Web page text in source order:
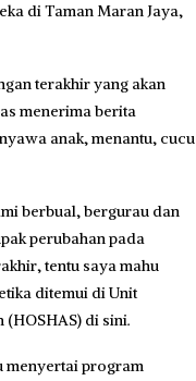
di Taman Maran Jaya,
terakhir yang akan
menerima berita
anak, menantu, cucu
berbual, bergurau dan
perubahan pada
tentu saya mahu
ditemui di Unit
di sini.
menyertai program